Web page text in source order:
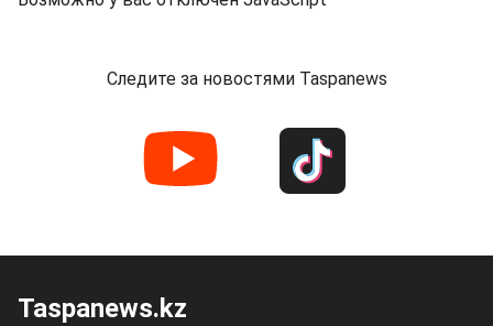
Следите за новостями Taspanews
Taspanews.kz